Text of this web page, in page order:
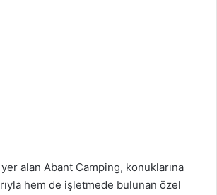
alan Abant Camping, konuklarına
hem de işletmede bulunan özel